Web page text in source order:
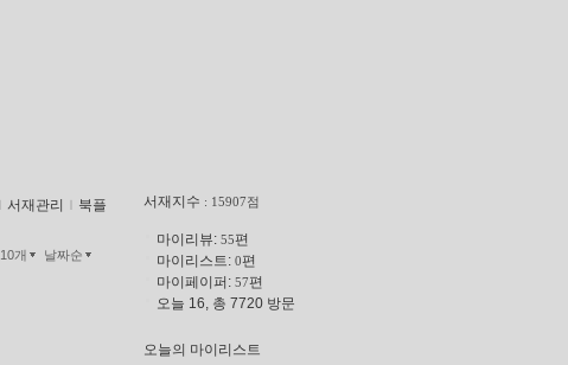
서재관리 북플
10개 날짜순
서재지수 : 15907점
마이리뷰: 55편
마이리스트: 0편
마이페이퍼: 57편
오늘 16, 총 7720 방문
오늘의 마이리스트